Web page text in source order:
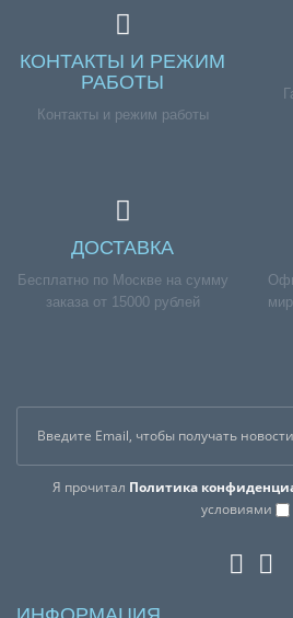
КОНТАКТЫ И РЕЖИМ
РАБОТЫ
Контакты и режим работы
ДОСТАВКА
Бесплатно по Москве на сумму
заказа от 15000 рублей
Я прочитал Политика
условиями